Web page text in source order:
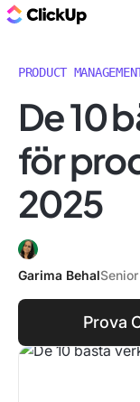
PRODUCT
De 10
för
2025
Garima Behal
Prova